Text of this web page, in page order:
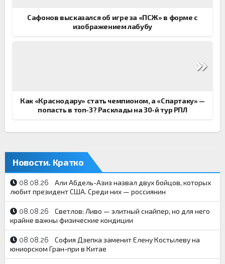
Сафонов высказался об игре за «ПСЖ» в форме с
изображением лабубу
Как «Краснодару» стать чемпионом, а «Спартаку» —
попасть в топ-3? Расклады на 30-й тур РПЛ
Новости. Кратко
08.08.26
Али Абдель-Азиз назвал двух бойцов, которых
любит президент США. Среди них — россиянин
08.08.26
Светлов: Ливо — элитный снайпер, но для него
крайне важны физические кондиции
08.08.26
София Дзепка заменит Елену Костылеву на
юниорском Гран-при в Китае